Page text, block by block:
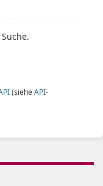
(siehe API-